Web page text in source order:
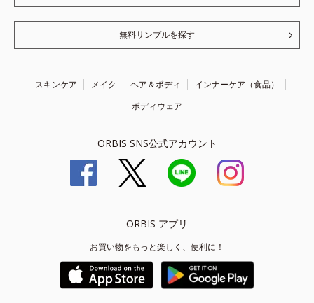
無料サンプルを探す
スキンケア メイク ヘア＆ボディ
インナーケア（食品）
ボディウェア
ORBIS SNS公式アカウント
ORBIS アプリ
お買い物をもっと楽しく、便利に！